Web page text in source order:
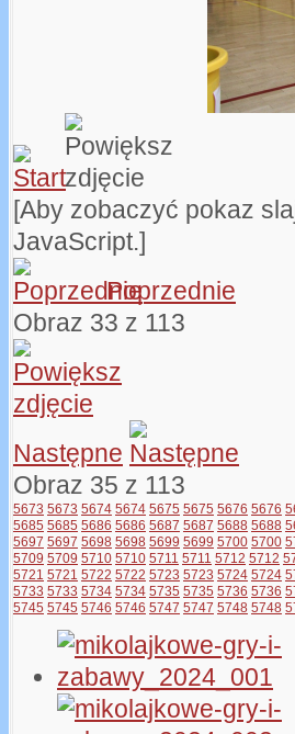
[Aby zobaczyć pokaz
JavaScript.]
Poprzednie
Obraz 33 z 113
Następne
Obraz 35 z 113
5673 5673 5674 5674 5675 5675 5676 5676
5685 5685 5686 5686 5687 5687 5688 5688
5697 5697 5698 5698 5699 5699 5700 5700
5709 5709 5710 5710 5711 5711 5712 5712
5721 5721 5722 5722 5723 5723 5724 5724
5733 5733 5734 5734 5735 5735 5736 5736
5745 5745 5746 5746 5747 5747 5748 5748